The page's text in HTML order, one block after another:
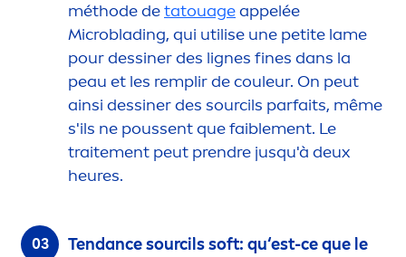
méthode detatouageappelée
Microblading, qui utilise une petite lame
pour dessiner des lignes fines dans la
peau et les remplir de couleur. On peut
ainsi dessiner des sourcils parfaits, même
s'ils ne poussent que faiblement. Le
traitement peut prendre jusqu'à deux
heures.
Tendance sourcils soft: qu‘est-ce que le